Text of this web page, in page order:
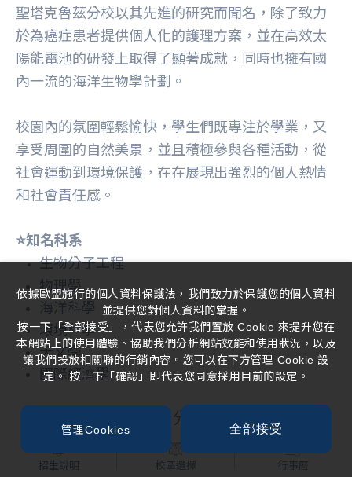
聖塔克魯茲分校以其先進的研究而聞名，除了致力
於為癌症患者提供個人化的護理方案，並在高效太
陽能電池的研發上取得了顯著成就，同時也擁有國
內一流的海洋生物學計劃。
校園內的氛圍輕鬆愉快，學生們既專注於學業，又
享受周圍的自然美景，並且積極參與各種活動，從
社會運動到環境保護，在在展現出強烈的個人熱情
和社會責任感。
⭐️知名科系
生物分子工程
物理學
海洋科學
環境科學
天文學
國際經濟學
（十）加州大學舊金山分校 （UCSF）
⭐️歷史與地理位置
招生說明 校區選擇 行事曆
依據歐盟施行的個人資料保護法，我們致力於保護您的個人資料
並提供您對個人資料的掌握。
按一下「全部接受」，代表您允許我們置放 Cookie 來提升您在
本網站上的使用體驗、協助我們分析網站效能和使用狀況，以及
讓我們投放相關聯的行銷內容。您可以在下方管理 Cookie 設
定。 按一下「確認」即代表您同意採用目前的設定。
管理Cookies 全部接受